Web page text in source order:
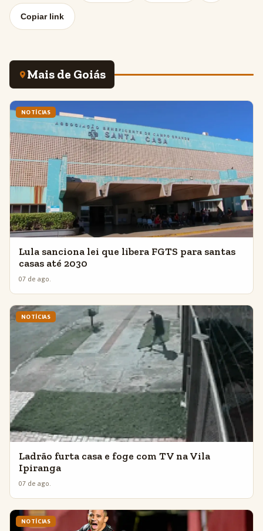
Copiar link
Mais de Goiás
NOTÍCIAS
Lula sanciona lei que libera FGTS para santas
casas até 2030
07 de ago.
NOTÍCIAS
Ladrão furta casa e foge com TV na Vila
Ipiranga
07 de ago.
NOTÍCIAS